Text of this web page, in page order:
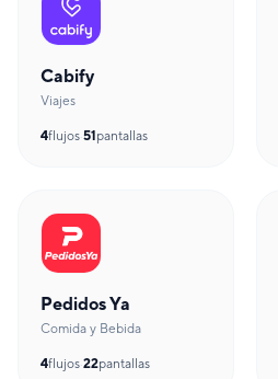
Cabify
Viajes
4flujos·51 pantallas
Pedidos Ya
Comida y Bebida
4flujos·22pantallas